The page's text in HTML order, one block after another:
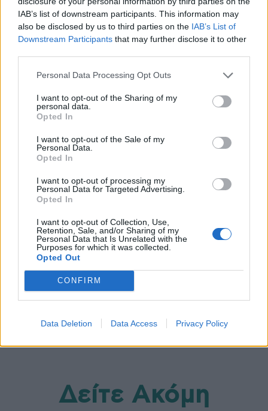
IAB’s list of downstream participants. This information may
also be disclosed by us to third parties on the IAB’s List of
Downstream Participants that may further disclose it to other
Personal Data Processing Opt Outs
I want to opt-out of the Sharing of my
personal data.
Opted In
I want to opt-out of the Sale of my
Personal Data.
Opted In
I want to opt-out of processing my
Personal Data for Targeted Advertising.
Opted In
I want to opt-out of Collection, Use,
Retention, Sale, and/or Sharing of my
Personal Data that Is Unrelated with the
Purposes for which it was collected.
Opted Out
CONFIRM
Data Deletion Data Access Privacy Policy
Αγαπήδακη-Economist: Η καταπολέμηση του
καρκίνου απαιτεί στρατηγική, συντονισμένη
HS Team
Δείτε Ακόμη